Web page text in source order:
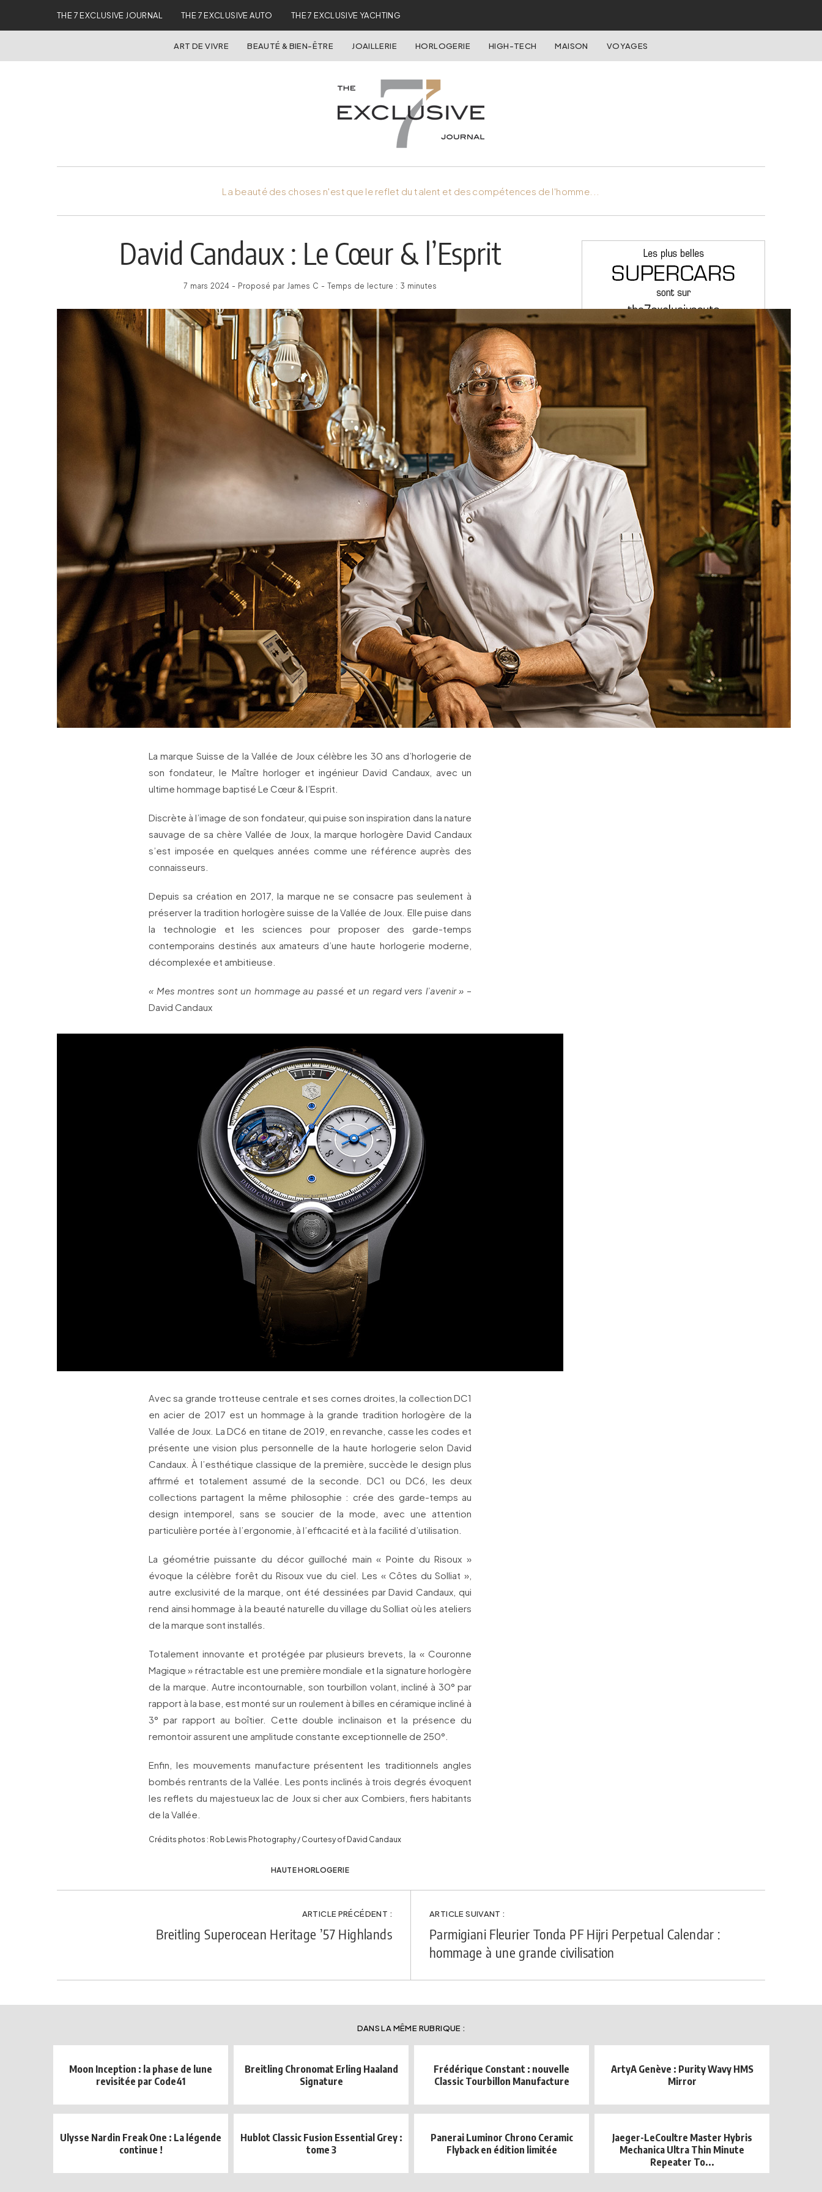
THE 7 EXCLUSIVE JOURNAL THE 7 EXCLUSIVE AUTO THE 7 EXCLUSIVE YACHTING
ART DE VIVRE BEAUTÉ & BIEN-ÊTRE JOAILLERIE HORLOGERIE HIGH-TECH MAISON VOYAGES
La beauté des choses n'est que le reflet du talent et des compétences de l'homme...
David Candaux : Le Cœur & l’Esprit
7 mars 2024 - Proposé par James C - Temps de lecture : 3 minutes
La marque Suisse de la Vallée de Joux célèbre les 30 ans d’horlogerie de
son fondateur, le Maître horloger et ingénieur David Candaux, avec un
ultime hommage baptisé Le Cœur & l’Esprit.
Discrète à l’image de son fondateur, qui puise son inspiration dans la nature
sauvage de sa chère Vallée de Joux, la marque horlogère David Candaux
s’est imposée en quelques années comme une référence auprès des
connaisseurs.
Depuis sa création en 2017, la marque ne se consacre pas seulement à
préserver la tradition horlogère suisse de la Vallée de Joux. Elle puise dans
la technologie et les sciences pour proposer des garde-temps
contemporains destinés aux amateurs d’une haute horlogerie moderne,
décomplexée et ambitieuse.
« Mes montres sont un hommage au passé et un regard vers l’avenir » –
David Candaux
Avec sa grande trotteuse centrale et ses cornes droites, la collection DC1
en acier de 2017 est un hommage à la grande tradition horlogère de la
Vallée de Joux. La DC6 en titane de 2019, en revanche, casse les codes et
présente une vision plus personnelle de la haute horlogerie selon David
Candaux. À l’esthétique classique de la première, succède le design plus
affirmé et totalement assumé de la seconde. DC1 ou DC6, les deux
collections partagent la même philosophie : crée des garde-temps au
design intemporel, sans se soucier de la mode, avec une attention
particulière portée à l’ergonomie, à l’efficacité et à la facilité d’utilisation.
La géométrie puissante du décor guilloché main « Pointe du Risoux »
évoque la célèbre forêt du Risoux vue du ciel. Les « Côtes du Solliat »,
autre exclusivité de la marque, ont été dessinées par David Candaux, qui
rend ainsi hommage à la beauté naturelle du village du Solliat où les ateliers
de la marque sont installés.
Totalement innovante et protégée par plusieurs brevets, la « Couronne
Magique » rétractable est une première mondiale et la signature horlogère
de la marque. Autre incontournable, son tourbillon volant, incliné à 30° par
rapport à la base, est monté sur un roulement à billes en céramique incliné à
3° par rapport au boîtier. Cette double inclinaison et la présence du
remontoir assurent une amplitude constante exceptionnelle de 250°.
Enfin, les mouvements manufacture présentent les traditionnels angles
bombés rentrants de la Vallée. Les ponts inclinés à trois degrés évoquent
les reflets du majestueux lac de Joux si cher aux Combiers, fiers habitants
de la Vallée.
Crédits photos : Rob Lewis Photography / Courtesy of David Candaux
HAUTE HORLOGERIE
ARTICLE PRÉCÉDENT :
Breitling Superocean Heritage ’57 Highlands
ARTICLE SUIVANT :
Parmigiani Fleurier Tonda PF Hijri Perpetual Calendar :
hommage à une grande civilisation
DANS LA MÊME RUBRIQUE :
Moon Inception : la phase de lune
revisitée par Code41
Breitling Chronomat Erling Haaland
Signature
Frédérique Constant : nouvelle
Classic Tourbillon Manufacture
ArtyA Genève : Purity Wavy HMS
Mirror
Ulysse Nardin Freak One : La légende
continue !
Hublot Classic Fusion Essential Grey :
tome 3
Panerai Luminor Chrono Ceramic
Flyback en édition limitée
Jaeger-LeCoultre Master Hybris
Mechanica Ultra Thin Minute
Repeater To...